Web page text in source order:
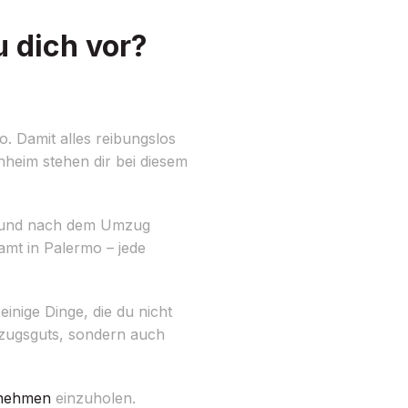
dich vor?
Damit alles reibungslos
stehen dir bei diesem
nach dem Umzug
in Palermo – jede
Dinge, die du nicht
sondern auch
einzuholen.